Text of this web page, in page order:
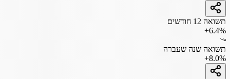
תשואה 12 חודשים
+6.4%
תשואה שנה שעברה
+8.0%